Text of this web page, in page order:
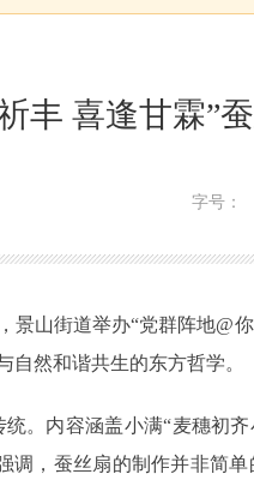
丰 喜逢甘霖”
字号：
街道举办“党群阵地@你
然和谐共生的东方哲学。
内容涵盖小满“麦穗初齐
，蚕丝扇的制作并非简